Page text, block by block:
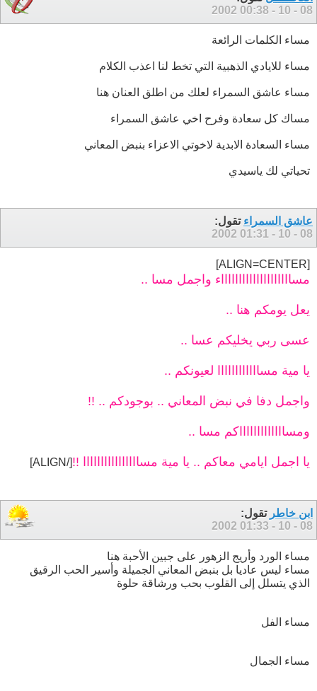
08 - 10 - 2002
00:38
مساء الكلمات الرائعة
مساء للايادي الذهبية التي تخط لنا اعذب الكلام
مساء عاشق السمراء لعلك من اطلق العنان هنا
مساك كل سعادة وفرح اخي عاشق السمراء
مساء السعادة الابدية لاخوتي الاعزاء بنبض المعاني
تحياتي لك ياسيدي
عاشق السمراء تقول:
08 - 10 - 2002
01:31
[ALIGN=CENTER]
مسااااااااااااااااااااء واجمل مسا ..
يعل يومكم هنا ..
عسى ربي يخليكم عسا ..
يا مية مساااااااااااا لعيونكم ..
واجمل دفا في نبض المعاني .. بوجودكم .. !!
ومساااااااااااااكم مسا ..
يا اجمل ايامي معاكم .. يا مية مساااااااااااااااا !![/ALIGN]
ابن خاطر تقول:
08 - 10 - 2002
01:33
مساء الورد وأريج الزهور على جبين الأحبة هنا
مساء ليس عاديا بل بنبض المعاني الجميلة وأسير الحب الرقيق
الذي يتسلل إلى القلوب بحب ورشاقة حلوة
مساء الفل
مساء الجمال